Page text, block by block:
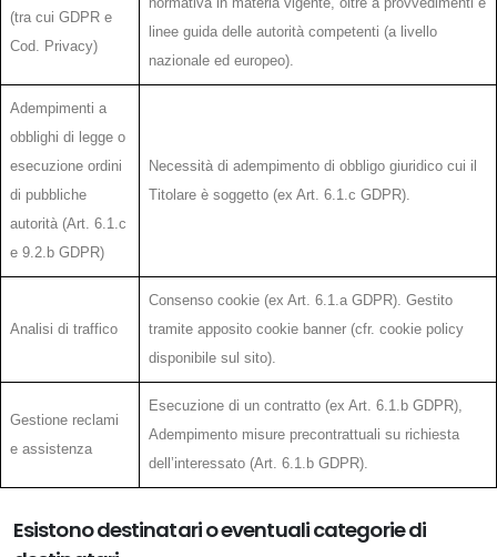
(tra cui GDPR e
Cod. Privacy)
linee guida delle autorità competenti (a livello
nazionale ed europeo).
Adempimenti a
obblighi di legge o
esecuzione ordini
di pubbliche
autorità (Art. 6.1.c
e 9.2.b GDPR)
Necessità di adempimento di obbligo giuridico cui il
Titolare è soggetto (ex Art. 6.1.c GDPR).
Analisi di traffico
Consenso cookie (ex Art. 6.1.a GDPR). Gestito
tramite apposito cookie banner (cfr. cookie policy
disponibile sul sito).
Gestione reclami
e assistenza
Esecuzione di un contratto (ex Art. 6.1.b GDPR),
Adempimento misure precontrattuali su richiesta
dell’interessato (Art. 6.1.b GDPR).
Esistono destinatari o eventuali categorie di